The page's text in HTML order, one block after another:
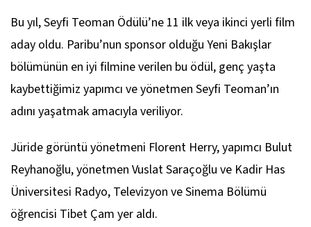
Bu yıl, Seyfi Teoman Ödülü’ne 11 ilk veya ikinci yerli film
aday oldu. Paribu’nun sponsor olduğu Yeni Bakışlar
bölümünün en iyi filmine verilen bu ödül, genç yaşta
kaybettiğimiz yapımcı ve yönetmen Seyfi Teoman’ın
adını yaşatmak amacıyla veriliyor.
Jüride görüntü yönetmeni Florent Herry, yapımcı Bulut
Reyhanoğlu, yönetmen Vuslat Saraçoğlu ve Kadir Has
Üniversitesi Radyo, Televizyon ve Sinema Bölümü
öğrencisi Tibet Çam yer aldı.